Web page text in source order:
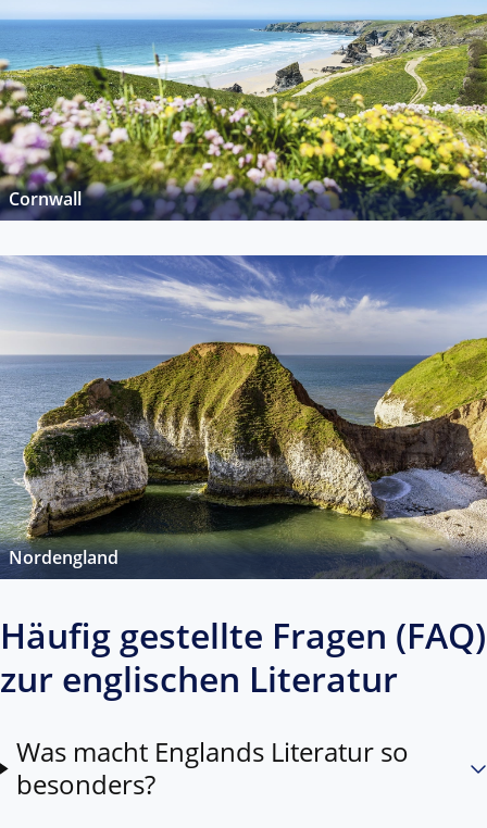
Cornwall
Nordengland
Häufig gestellte Fragen (FAQ)
zur englischen Literatur
Was macht Englands Literatur so
besonders?